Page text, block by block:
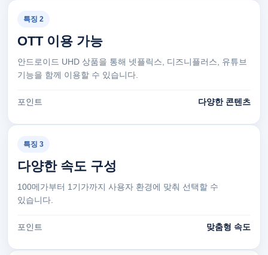
특징 2
OTT 이용 가능
안드로이드 UHD 상품을 통해 넷플릭스, 디즈니플러스, 유튜브
기능을 함께 이용할 수 있습니다.
포인트 다양한 콘텐츠
특징 3
다양한 속도 구성
100메가부터 1기가까지 사용자 환경에 맞춰 선택할 수
있습니다.
포인트 맞춤형 속도